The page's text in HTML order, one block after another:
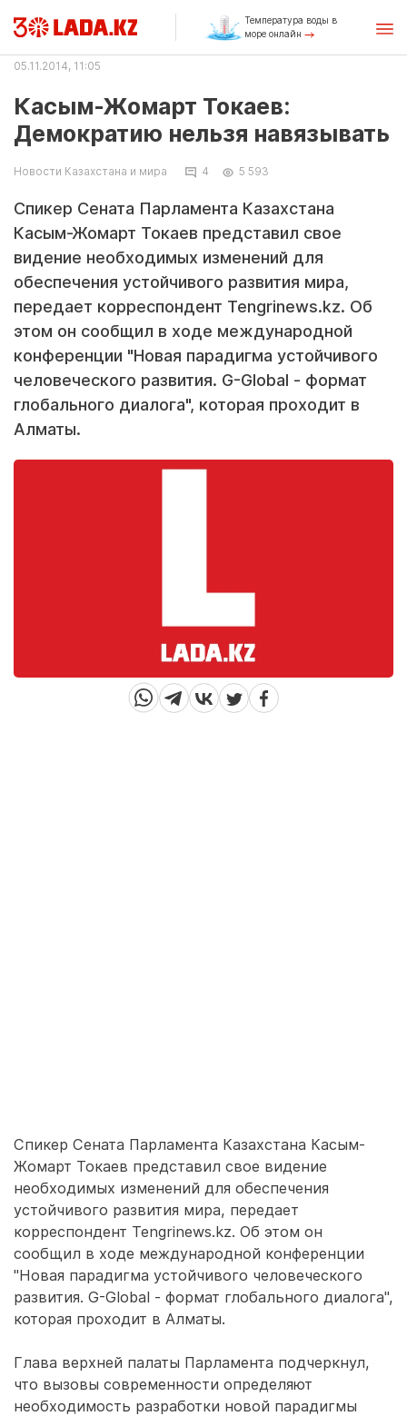
Температура воды в
море онлайн
05.11.2014, 11:05
Касым-Жомарт Токаев:
Демократию нельзя навязывать
Новости Казахстана и мира 4 5 593
Спикер Сената Парламента Казахстана
Касым-Жомарт Токаев представил свое
видение необходимых изменений для
обеспечения устойчивого развития мира,
передает корреспондент Tengrinews.kz. Об
этом он сообщил в ходе международной
конференции "Новая парадигма устойчивого
человеческого развития. G-Global - формат
глобального диалога", которая проходит в
Алматы.
Спикер Сената Парламента Казахстана Касым-
Жомарт Токаев представил свое видение
необходимых изменений для обеспечения
устойчивого развития мира, передает
корреспондент Tengrinews.kz. Об этом он
сообщил в ходе международной конференции
"Новая парадигма устойчивого человеческого
развития. G-Global - формат глобального диалога",
которая проходит в Алматы.
Глава верхней палаты Парламента подчеркнул,
что вызовы современности определяют
необходимость разработки новой парадигмы